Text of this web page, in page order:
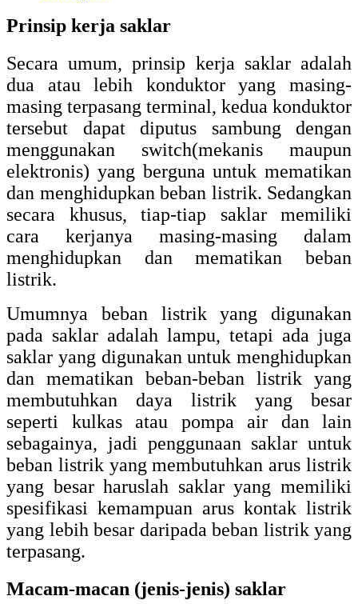
Prinsip kerja saklar
Secara umum, prinsip kerja saklar adalah
dua atau lebih konduktor yang masing-
masing terpasang terminal, kedua konduktor
tersebut dapat diputus sambung dengan
menggunakan switch(mekanis maupun
elektronis) yang berguna untuk mematikan
dan menghidupkan beban listrik. Sedangkan
secara khusus, tiap-tiap saklar memiliki
cara kerjanya masing-masing dalam
menghidupkan dan mematikan beban
listrik.
Umumnya beban listrik yang digunakan
pada saklar adalah lampu, tetapi ada juga
saklar yang digunakan untuk menghidupkan
dan mematikan beban-beban listrik yang
membutuhkan daya listrik yang besar
seperti kulkas atau pompa air dan lain
sebagainya, jadi penggunaan saklar untuk
beban listrik yang membutuhkan arus listrik
yang besar haruslah saklar yang memiliki
spesifikasi kemampuan arus kontak listrik
yang lebih besar daripada beban listrik yang
terpasang.
Macam-macan (jenis-jenis) saklar